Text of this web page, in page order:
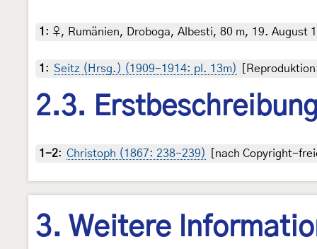
1 : ♀, Rumänien, Droboga, Albesti, 80 m, 19. August
1 : Seitz (Hrsg.) (1909-1914: pl. 13m)
2.3.
1-2: Christoph (1867: 238-239) [nach Copyright-
3. Weitere